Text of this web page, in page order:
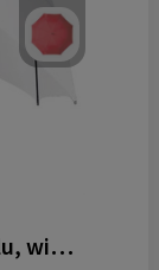
ECO bamboe RPET golfparaplu, windproof